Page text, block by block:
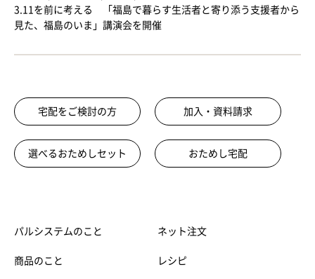
3.11を前に考える 「福島で暮らす生活者と寄り添う支援者から
見た、福島のいま」講演会を開催
宅配をご検討の方 加入・資料請求
選べるおためしセット おためし宅配
パルシステムのこと
商品のこと
ネット注文
レシピ